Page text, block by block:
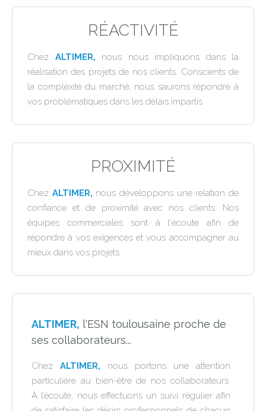
RÉACTIVITÉ
Chez ALTIMER, nous nous impliquons dans la
réalisation des projets de nos clients. Conscients de
la complexité du marché, nous saurons répondre à
vos problématiques dans les délais impartis.
PROXIMITÉ
Chez ALTIMER, nous développons une relation de
confiance et de proximité avec nos clients. Nos
équipes commerciales sont à l'écoute afin de
répondre à vos exigences et vous accompagner au
mieux dans vos projets.
ALTIMER, l'ESN toulousaine proche de
ses collaborateurs...
Chez ALTIMER, nous portons une attention
particulière au bien-être de nos collaborateurs.
À l’écoute, nous effectuons un suivi régulier afin